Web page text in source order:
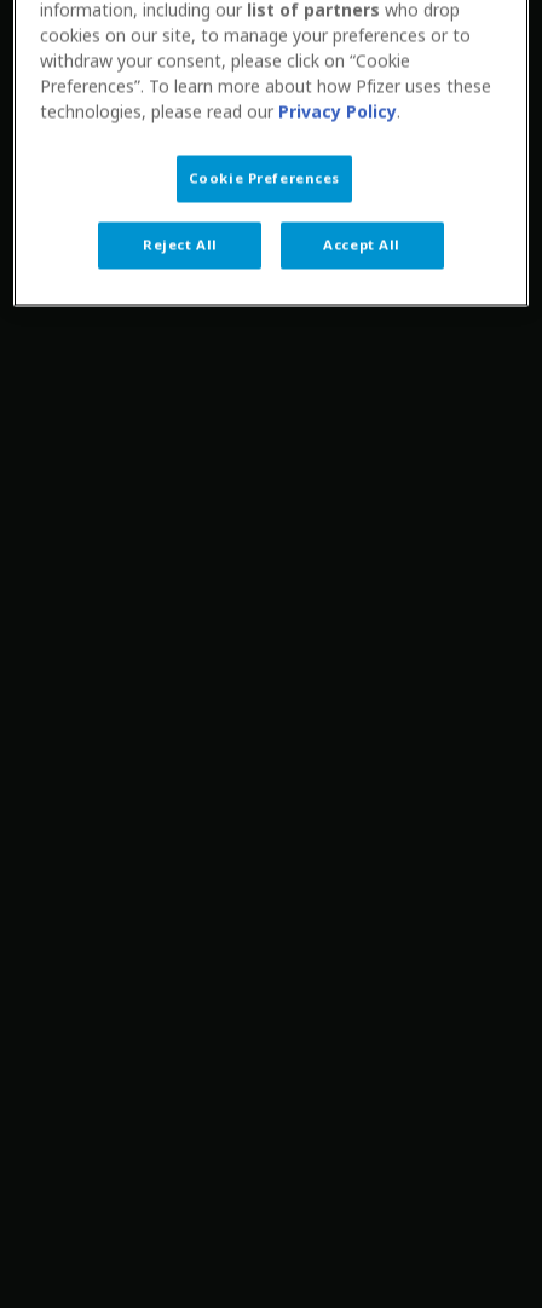
information, including our list of partners who drop
cookies on our site, to manage your preferences or to
withdraw your consent, please click on “Cookie
Preferences”. To learn more about how Pfizer uses these
technologies, please read our Privacy Policy.
Cookie Preferences
Reject All Accept All